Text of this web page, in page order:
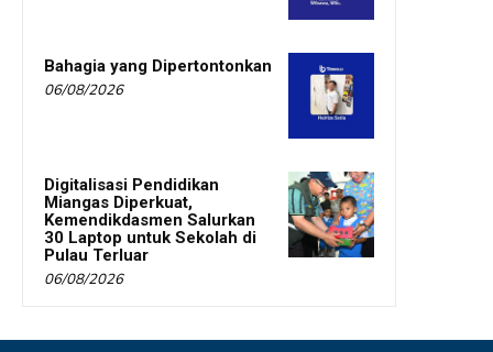
Bahagia yang Dipertontonkan
06/08/2026
Digitalisasi Pendidikan
Miangas Diperkuat,
Kemendikdasmen Salurkan
30 Laptop untuk Sekolah di
Pulau Terluar
06/08/2026